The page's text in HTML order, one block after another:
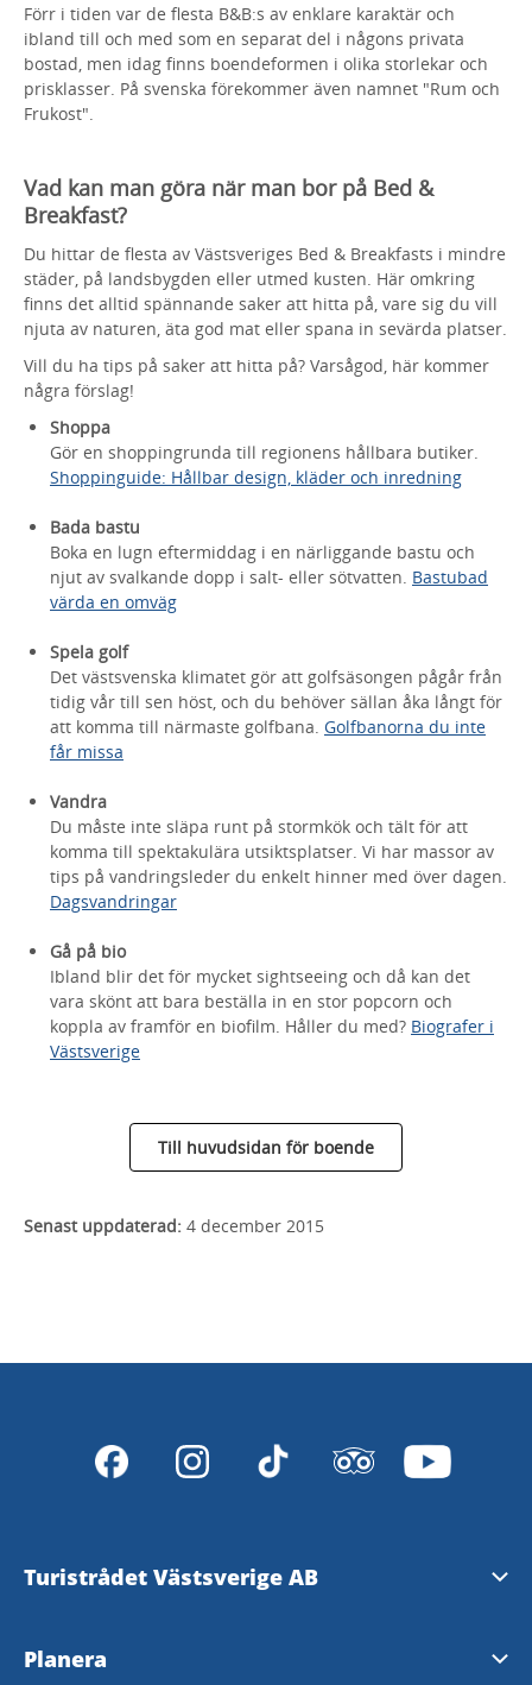
Förr i tiden var de flesta B&B:s av enklare karaktär och
ibland till och med som en separat del i någons privata
bostad, men idag finns boendeformen i olika storlekar och
prisklasser. På svenska förekommer även namnet "Rum och
Frukost".
Vad kan man göra när man bor på Bed &
Breakfast?
Du hittar de flesta av Västsveriges Bed & Breakfasts i mindre
städer, på landsbygden eller utmed kusten. Här omkring
finns det alltid spännande saker att hitta på, vare sig du vill
njuta av naturen, äta god mat eller spana in sevärda platser.
Vill du ha tips på saker att hitta på? Varsågod, här kommer
några förslag!
Shoppa
Gör en shoppingrunda till regionens hållbara butiker.
Shoppinguide: Hållbar design, kläder och inredning
Bada bastu
Boka en lugn eftermiddag i en närliggande bastu och
njut av svalkande dopp i salt- eller sötvatten. Bastubad
värda en omväg
Spela golf
Det västsvenska klimatet gör att golfsäsongen pågår från
tidig vår till sen höst, och du behöver sällan åka långt för
att komma till närmaste golfbana. Golfbanorna du inte
får missa
Vandra
Du måste inte släpa runt på stormkök och tält för att
komma till spektakulära utsiktsplatser. Vi har massor av
tips på vandringsleder du enkelt hinner med över dagen.
Dagsvandringar
Gå på bio
Ibland blir det för mycket sightseeing och då kan det
vara skönt att bara beställa in en stor popcorn och
koppla av framför en biofilm. Håller du med? Biografer i
Västsverige
Till huvudsidan för boende
Senast uppdaterad: 4 december 2015
Turistrådet Västsverige AB
Tipsa om evenemang
Planera